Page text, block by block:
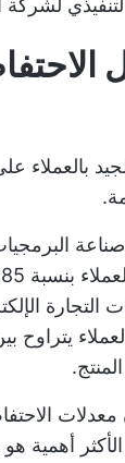
لشركة
بالعملاء
الاحتفاظ
أهمية